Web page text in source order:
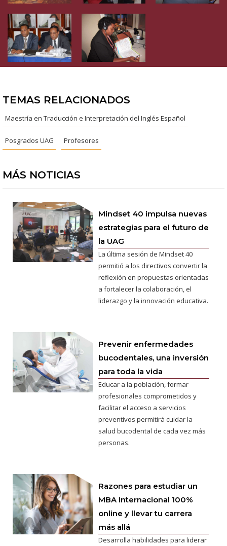
TEMAS RELACIONADOS
Maestría en Traducción e Interpretación del Inglés Español
Posgrados UAG Profesores
MÁS NOTICIAS
Mindset 40 impulsa nuevas
estrategias para el futuro de
la UAG
La última sesión de Mindset 40
permitió a los directivos convertir la
reflexión en propuestas orientadas
a fortalecer la colaboración, el
liderazgo y la innovación educativa.
Prevenir enfermedades
bucodentales, una inversión
para toda la vida
Educar a la población, formar
profesionales comprometidos y
facilitar el acceso a servicios
preventivos permitirá cuidar la
salud bucodental de cada vez más
personas.
Razones para estudiar un
MBA Internacional 100%
online y llevar tu carrera
más allá
Desarrolla habilidades para liderar